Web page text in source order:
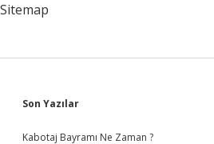
Sitemap
Sidebar
Son Yazılar
Kabotaj Bayramı Ne Zaman ?